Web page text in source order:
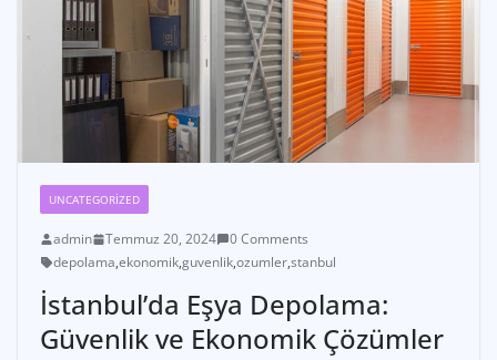
UNCATEGORIZED
admin Temmuz 20, 2024
0 Comments
depolama,ekonomik,guvenlik,ozumler,stanbul
İstanbul’da Eşya Depolama:
Güvenlik ve Ekonomik Çözümler